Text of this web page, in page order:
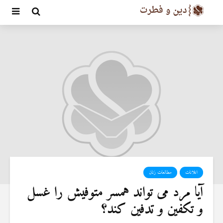
اعلانات مطالعات زنان
آیا مرد می تواند همسر متوفیش را غسل
و تکفین و تدفین کند؟